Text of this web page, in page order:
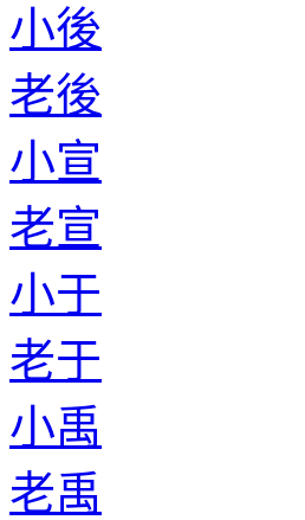
小後
老後
小宣
老宣
小于
老于
小禹
老禹